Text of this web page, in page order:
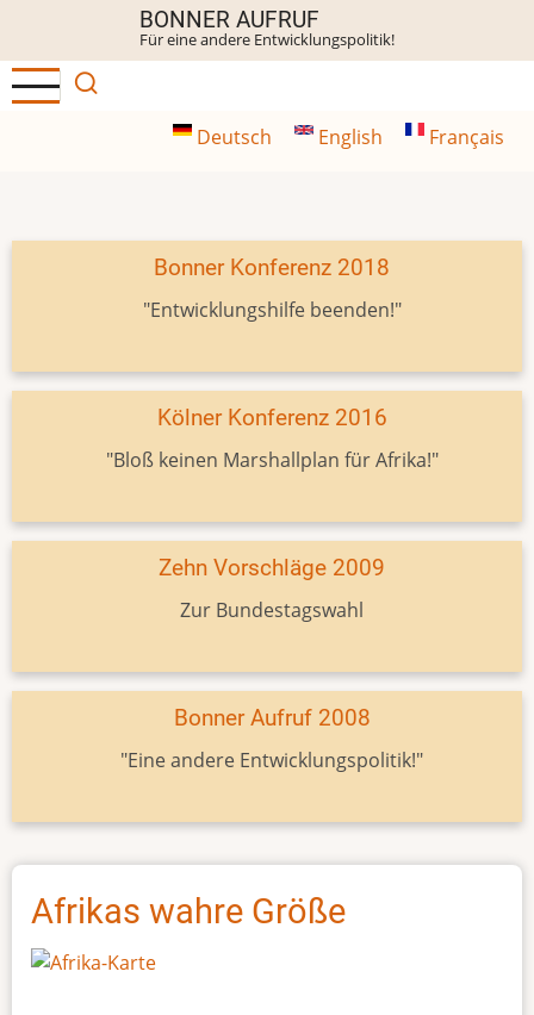
Inhalt
BONNER AUFRUF
Für eine andere Entwicklungspolitik!
Deutsch English Français
Bonner Konferenz 2018
"Entwicklungshilfe beenden!"
Kölner Konferenz 2016
"Bloß keinen Marshallplan für Afrika!"
Zehn Vorschläge 2009
Zur Bundestagswahl
Bonner Aufruf 2008
"Eine andere Entwicklungspolitik!"
Afrikas wahre Größe